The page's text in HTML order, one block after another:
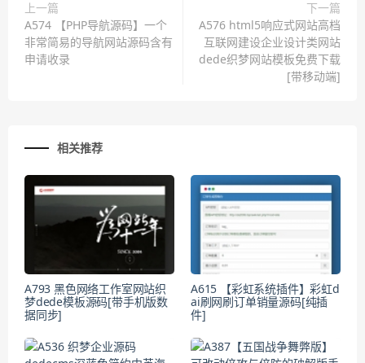
上一篇
A574 【PHP导航源码】一个
非常简易的导航网站源码含有
申请收录
下一篇
A576 html5响应式网站高档
互联网建设企业设计类网站
dede织梦网站模板免费下载
[带移动端]
相关推荐
A793 黑色网络工作室网站织
梦dede模板源码[带手机版数
据同步]
A615 【彩虹系统插件】彩虹d
ai刷网刷订单销量源码[纯插
件]